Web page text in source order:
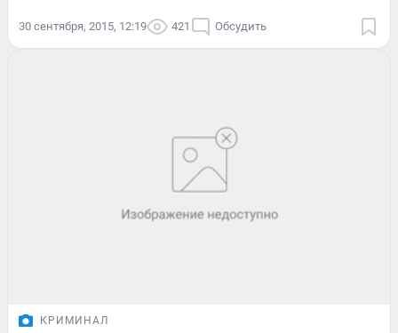
30 сентября, 2015, 12:19 421 Обсудить
КРИМИНАЛ